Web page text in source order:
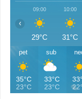
09:00
29°C
10:00
31°C
‹
pet
35°C
23°C
sub
33°C
23°C